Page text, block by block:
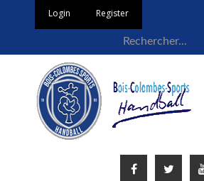
Login Register